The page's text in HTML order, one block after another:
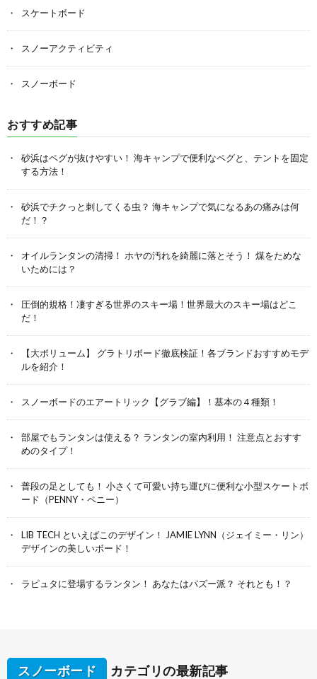
スケートボード
スノーアクティビティ
スノーボード
おすすめ記事
砂浜はペグが抜けやすい！ 海キャンプで便利なペグと、テントを固定
する方法！
砂浜でチクっと刺してくる虫？ 海キャンプで気になるあの痛みは何
だ！？
オイルランタンの清掃！ ホヤの汚れを綺麗に落とそう！ 煤をためな
いためには？
圧倒的規格！凄すぎる世界のスキー場！世界最大のスキー場はどこ
だ！
【大ボリューム】 グラトリボード徹底検証！各ブランドおすすめモデ
ルを紹介！
スノーボードのエアートリック【グラブ編】！基本の４種類！
部屋でもランタンは使える？ ランタンの室内利用！ 注意点とおすす
めのタイプ！
普段の足としても！ 小さくて可愛い持ち運びに便利な小型スケートボ
ード（PENNY・ペニー）
LIB TECH といえばこのデザイン！ JAMIE LYNN（ジェイミー・リン）
デザインの美しいボード！
ラピュタに登場するランタン！ あなたはパズー派？ それとも！？
スノーボード カテゴリの最新記事